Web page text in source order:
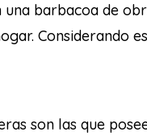
barbacoa de
Considerando
son las que